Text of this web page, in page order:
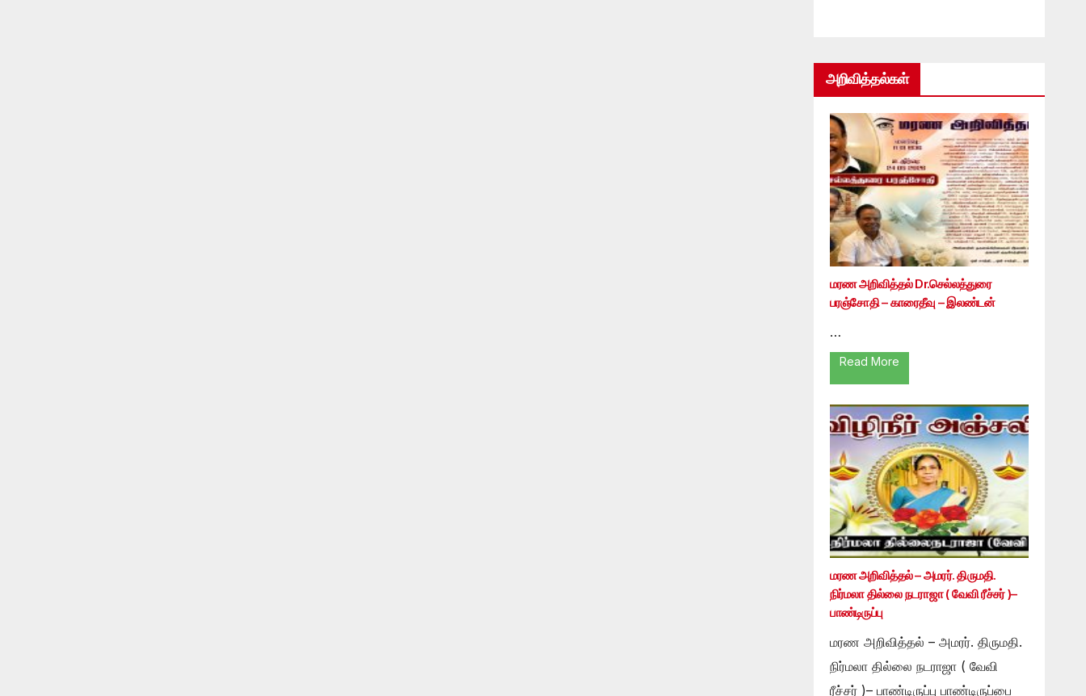
அறிவித்தல்கள்
மரண அறிவித்தல் Dr.செல்லத்துரை
பரஞ்சோதி – காரைதீவு – இலண்டன்
…
Read More
மரண அறிவித்தல் – அமரர். திருமதி.
நிர்மலா தில்லை நடராஜா ( வேவி ரீச்சர் )–
பாண்டிருப்பு
மரண அறிவித்தல் – அமரர். திருமதி.
நிர்மலா தில்லை நடராஜா ( வேவி
ரீச்சர் )– பாண்டிருப்பு பாண்டிருப்பை